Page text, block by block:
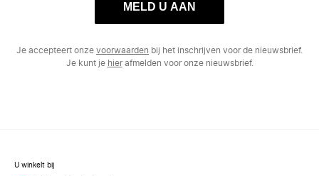
MELD U AAN
Je accepteert onze voorwaarden bij het inschrijven voor de nieuwsbrief.
Je kunt je hierafmelden voor onze nieuwsbrief.
U winkelt bij